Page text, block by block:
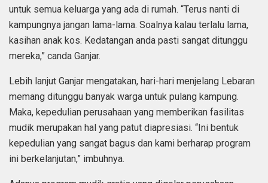
untuk semua keluarga yang ada di rumah. “Terus nanti di
kampungnya jangan lama-lama. Soalnya kalau terlalu lama,
kasihan anak kos. Kedatangan anda pasti sangat ditunggu
mereka,” canda Ganjar.
Lebih lanjut Ganjar mengatakan, hari-hari menjelang Lebaran
memang ditunggu banyak warga untuk pulang kampung.
Maka, kepedulian perusahaan yang memberikan fasilitas
mudik merupakan hal yang patut diapresiasi. “Ini bentuk
kepedulian yang sangat bagus dan kami berharap program
ini berkelanjutan,” imbuhnya.